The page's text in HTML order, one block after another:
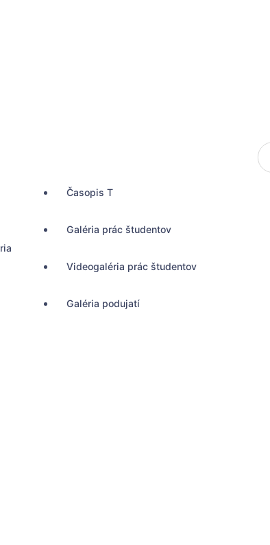
Časopis T
Galéria prác študentov
Videogaléria prác študentov
Galéria podujatí